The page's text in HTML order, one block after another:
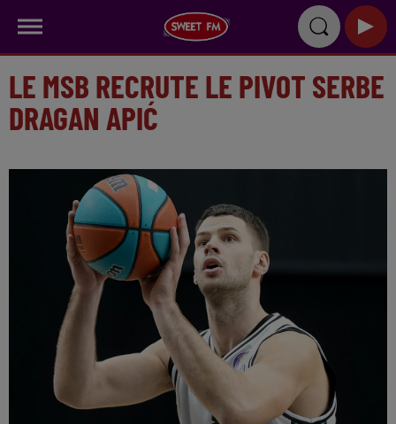
LE MSB RECRUTE LE PIVOT SERBE
DRAGAN APIĆ